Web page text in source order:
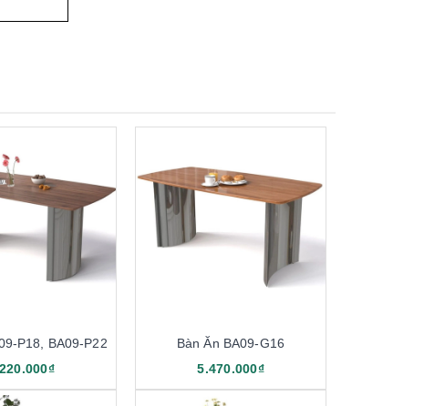
P18, BA09-P22
Bàn Ăn BA09-G16
5.470.000₫